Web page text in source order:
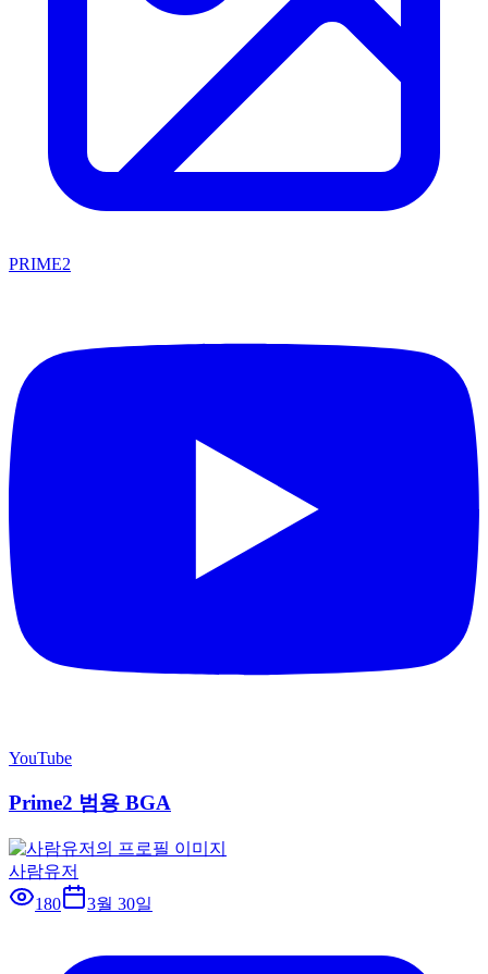
PRIME2
YouTube
Prime2 범용 BGA
사람유저
180
3월 30일